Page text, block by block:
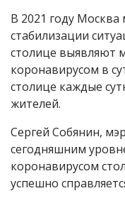
В 2021 году
стабилизации
столице выявляют
коронавирусом в
столице каждые
жителей.
Сергей Собянин,
сегодняшним
коронавирусом
успешно